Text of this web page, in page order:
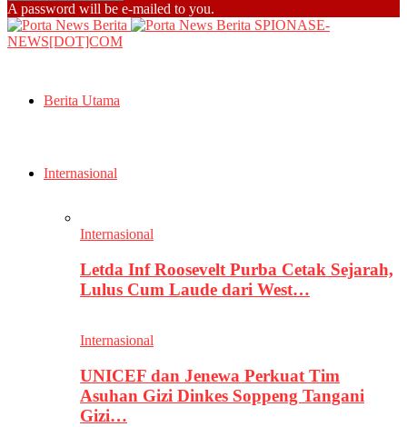
A password will be e-mailed to you.
SPIONASE-
NEWS[DOT]COM
Berita Utama
Internasional
Internasional
Letda Inf Roosevelt Purba Cetak Sejarah,
Lulus Cum Laude dari West…
Internasional
UNICEF dan Jenewa Perkuat Tim
Asuhan Gizi Dinkes Soppeng Tangani
Gizi…